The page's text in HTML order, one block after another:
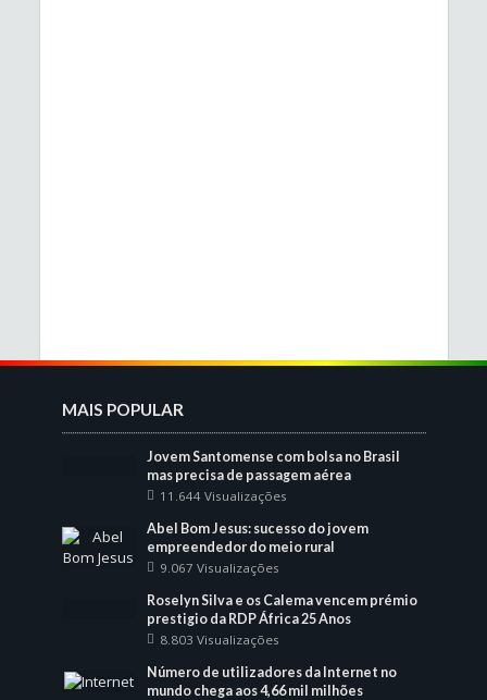
MAIS POPULAR
Jovem Santomense com bolsa no Brasil
mas precisa de passagem aérea
11.644 Visualizações
Abel Bom Jesus: sucesso do jovem
empreendedor do meio rural
9.067 Visualizações
Roselyn Silva e os Calema vencem prémio
prestigio da RDP África 25 Anos
8.803 Visualizações
Número de utilizadores da Internet no
mundo chega aos 4,66 mil milhões